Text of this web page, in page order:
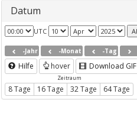
Datum
UTC
-Jahr -Monat -Tag
Hilfe hover Download GIF
Zeitraum
8 Tage 16 Tage 32 Tage 64 Tage